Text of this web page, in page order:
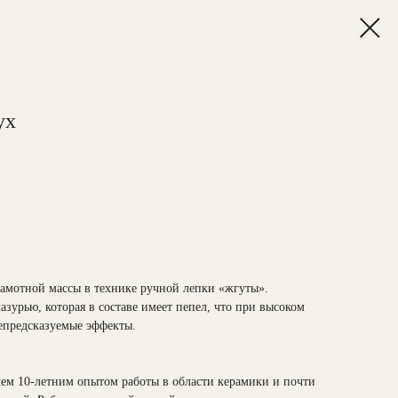
массы в технике ручной лепки «жгуты».
которая в составе имеет пепел, что при высоком
эффекты.
10-летним опытом работы в области керамики и почти